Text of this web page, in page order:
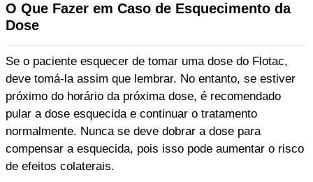
O Que Fazer em Caso de Esquecimento da
Dose
Se o paciente esquecer de tomar uma dose do Flotac,
deve tomá-la assim que lembrar. No entanto, se estiver
próximo do horário da próxima dose, é recomendado
pular a dose esquecida e continuar o tratamento
normalmente. Nunca se deve dobrar a dose para
compensar a esquecida, pois isso pode aumentar o risco
de efeitos colaterais.